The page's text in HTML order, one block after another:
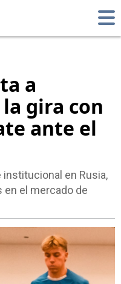
a
gira con
ante el
institucional en Rusia,
en el mercado de